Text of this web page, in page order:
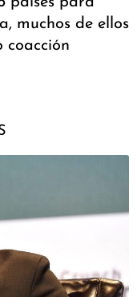
muchos de ellos
coacción